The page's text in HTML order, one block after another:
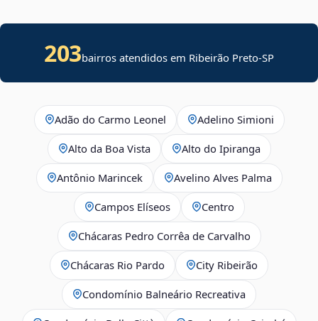
203bairros atendidos em Ribeirão Preto-SP
Adão do Carmo Leonel Adelino Simioni
Alto da Boa Vista Alto do Ipiranga
Antônio Marincek Avelino Alves Palma
Campos Elíseos Centro
Chácaras Pedro Corrêa de Carvalho
Chácaras Rio Pardo City Ribeirão
Condomínio Balneário Recreativa